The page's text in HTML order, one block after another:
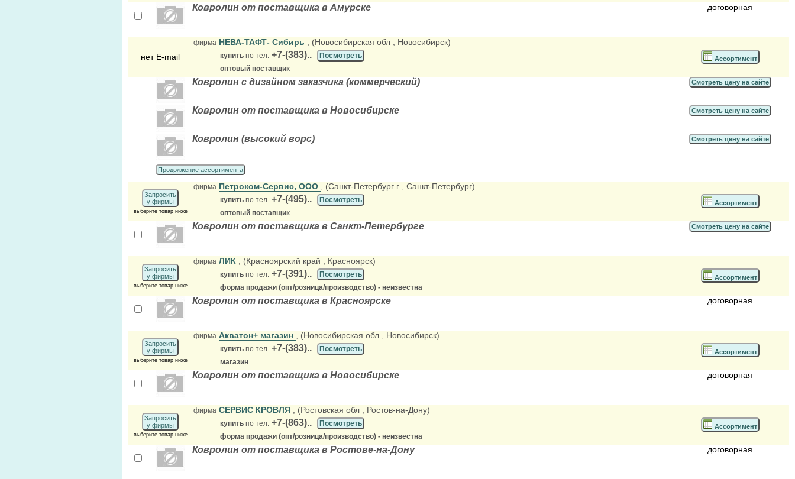
Ковролин от поставщика в Амурске договорная
нет E-mail
фирма НЕВА-ТАФТ- Сибирь , (Новосибирская обл , Новосибирск)
купить по тел. +7-(383)..
Посмотреть
оптовый поставщик
Ассортимент
Ковролин с дизайном заказчика (коммерческий) Смотреть цену на сайте
Ковролин от поставщика в Новосибирске Смотреть цену на сайте
Ковролин (высокий ворс) Смотреть цену на сайте
Продолжение ассортимента
Запросить
у фирмы
выберите товар ниже
фирма Петроком-Сервис, ООО , (Санкт-Петербург г , Санкт-Петербург)
купить по тел. +7-(495)..
Посмотреть
оптовый поставщик
Ассортимент
Ковролин от поставщика в Санкт-Петербурге Смотреть цену на сайте
Запросить
у фирмы
выберите товар ниже
фирма ЛИК , (Красноярский край , Красноярск)
купить по тел. +7-(391)..
Посмотреть
форма продажи (опт/розница/производство) - неизвестна
Ассортимент
Ковролин от поставщика в Красноярске договорная
Запросить
у фирмы
выберите товар ниже
фирма Акватон+ магазин , (Новосибирская обл , Новосибирск)
купить по тел. +7-(383)..
Посмотреть
магазин
Ассортимент
Ковролин от поставщика в Новосибирске договорная
Запросить
у фирмы
выберите товар ниже
фирма СЕРВИС КРОВЛЯ , (Ростовская обл , Ростов-на-Дону)
купить по тел. +7-(863)..
Посмотреть
форма продажи (опт/розница/производство) - неизвестна
Ассортимент
Ковролин от поставщика в Ростове-на-Дону договорная